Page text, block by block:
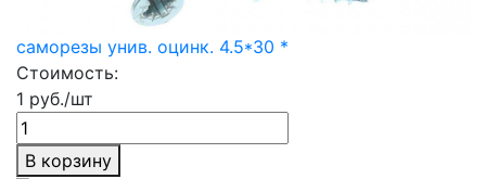
саморезы унив. оцинк. 4.5*30 *
Стоимость:
1 руб./шт
В корзину